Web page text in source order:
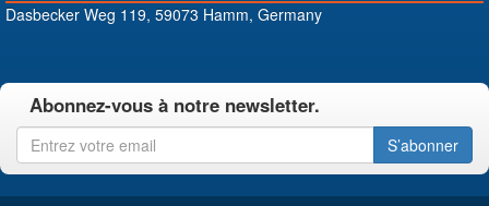
Dasbecker Weg 119, 59073 Hamm, Germany
Abonnez-vous à notre newsletter.
S’abonner